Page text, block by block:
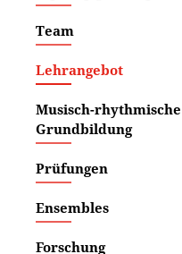
Team
Lehrangebot
Musisch-rhythmische
Grundbildung
Prüfungen
Ensembles
Forschung